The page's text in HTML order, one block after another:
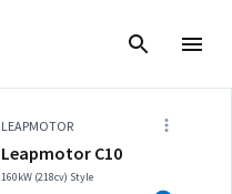
LEAPMOTOR
Leapmotor C10
160kW (218cv) Style